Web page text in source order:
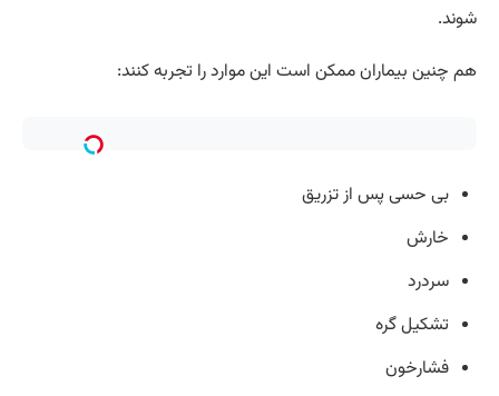
‌شوند.
هم چنین بیماران ممکن است این موارد را تجربه کنند:
بی‌ حسی پس از تزریق
خارش
سردرد
تشکیل گره
فشارخون